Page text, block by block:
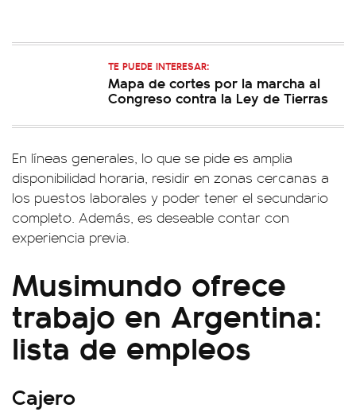
TE PUEDE INTERESAR:
Mapa de cortes por la marcha al
Congreso contra la Ley de Tierras
En líneas generales, lo que se pide es amplia
disponibilidad horaria, residir en zonas cercanas a
los puestos laborales y poder tener el secundario
completo. Además, es deseable contar con
experiencia previa.
Musimundo ofrece
trabajo en Argentina:
lista de empleos
Cajero